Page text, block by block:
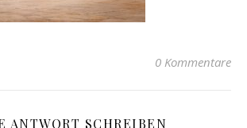
0 Kommentare
ANTWORT SCHREIBEN